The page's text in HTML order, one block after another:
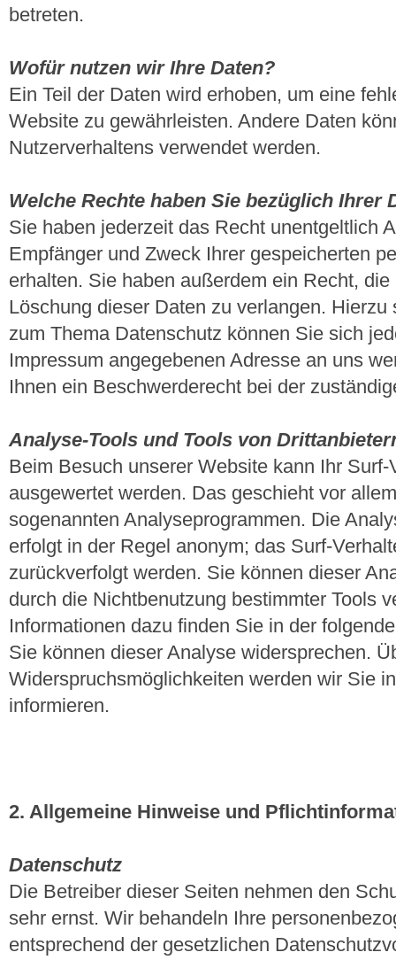
betreten.
Wofür nutzen wir Ihre Daten?
Ein Teil der Daten wird erhoben, um eine
Website zu gewährleisten. Andere Daten
Nutzerverhaltens verwendet werden.
Welche Rechte haben Sie bezüglich Ihrer
Sie haben jederzeit das Recht unentgeltlich
Empfänger und Zweck Ihrer gespeicherten
erhalten. Sie haben außerdem ein Recht,
Löschung dieser Daten zu verlangen.
zum Thema Datenschutz können Sie sich
Impressum angegebenen Adresse an uns
Ihnen ein Beschwerderecht bei der
Analyse-Tools und Tools von
Beim Besuch unserer Website kann Ihr
ausgewertet werden. Das geschieht vor
sogenannten Analyseprogrammen. Die
erfolgt in der Regel anonym; das Surf-
zurückverfolgt werden. Sie können dieser
durch die Nichtbenutzung bestimmter Tools
Informationen dazu finden Sie in der
Sie können dieser Analyse widersprechen.
Widerspruchsmöglichkeiten werden wir Sie
informieren.
2. Allgemeine Hinweise und
Datenschutz
Die Betreiber dieser Seiten nehmen den
sehr ernst. Wir behandeln Ihre
entsprechend der gesetzlichen